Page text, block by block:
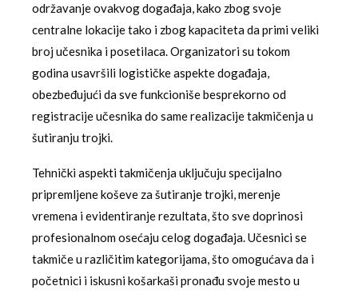
održavanje ovakvog događaja, kako zbog svoje
centralne lokacije tako i zbog kapaciteta da primi veliki
broj učesnika i posetilaca. Organizatori su tokom
godina usavršili logističke aspekte događaja,
obezbeđujući da sve funkcioniše besprekorno od
registracije učesnika do same realizacije takmičenja u
šutiranju trojki.
Tehnički aspekti takmičenja uključuju specijalno
pripremljene koševe za šutiranje trojki, merenje
vremena i evidentiranje rezultata, što sve doprinosi
profesionalnom osećaju celog događaja. Učesnici se
takmiče u različitim kategorijama, što omogućava da i
početnici i iskusni košarkaši pronađu svoje mesto u